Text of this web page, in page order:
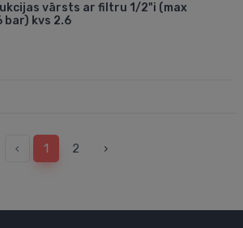
vārsts ar filtru 1/2"i (max
bar) kvs 2.6
‹ 1 2 ›